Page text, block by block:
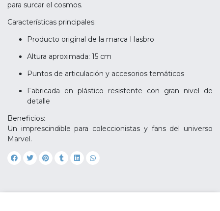
para surcar el cosmos.
Características principales:
Producto original de la marca Hasbro
Altura aproximada: 15 cm
Puntos de articulación y accesorios temáticos
Fabricada en plástico resistente con gran nivel de
detalle
Beneficios:
Un imprescindible para coleccionistas y fans del universo
Marvel.